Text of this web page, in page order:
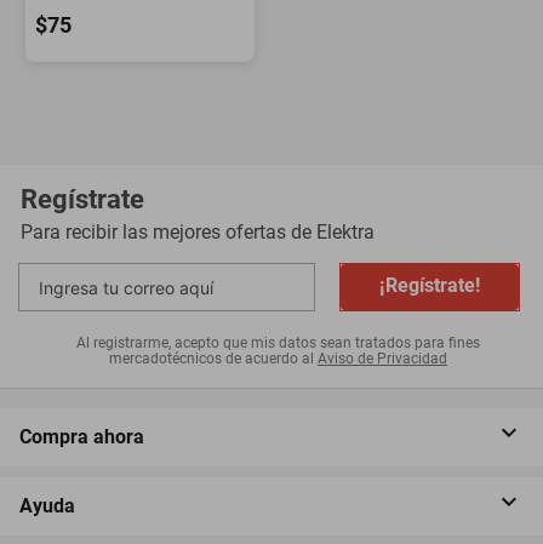
$75
Regístrate
Para recibir las mejores ofertas de Elektra
¡Regístrate!
Al registrarme, acepto que mis datos sean tratados para fines
mercadotécnicos de acuerdo al Aviso de Privacidad
Compra ahora
Ayuda